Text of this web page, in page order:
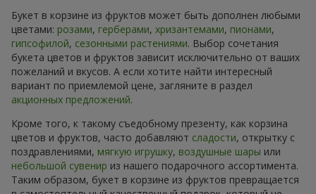
Букет в корзине из фруктов может быть дополнен любыми
цветами: розами, герберами, хризантемами, пионами,
гипсофилой, сезонными растениями. Выбор сочетания
букета цветов и фруктов зависит исключительно от ваших
пожеланий и вкусов. А если хотите найти интересный
вариант по приемлемой цене, загляните в раздел
акционных предложений.
Кроме того, к такому съедобному презенту, как корзина
цветов и фруктов, часто добавляют сладости, открытку с
поздравлениями, мягкую игрушку, воздушные шары или
небольшой сувенир из нашего подарочного ассортимента.
Таким образом, букет в корзине из фруктов превращается